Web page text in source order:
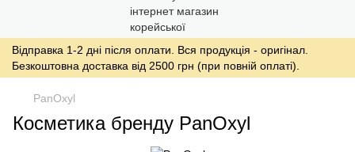
Відправка 1-2 дні після оплати. Вся продукція - оригінал.
Безкоштовна доставка від 2500 грн (при повній оплаті).
PanOxyl
Косметика бренду PanOxyl